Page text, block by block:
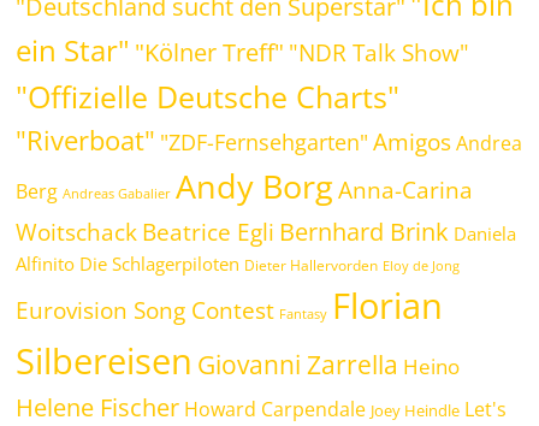
ein Star" "Kölner Treff" "NDR Talk Show"
"Offizielle Deutsche Charts"
"Riverboat" "ZDF-Fernsehgarten" Amigos Andrea
Berg Andreas Gabalier Andy Borg Anna-Carina
WoitschackBeatrice Egli Bernhard Brink Daniela
Alfinito Die Schlagerpiloten Dieter Hallervorden Eloy de Jong
Eurovision Song Contest Fantasy Florian
Silbereisen Giovanni Zarrella Heino
Helene Fischer Howard Carpendale Joey Heindle Let's